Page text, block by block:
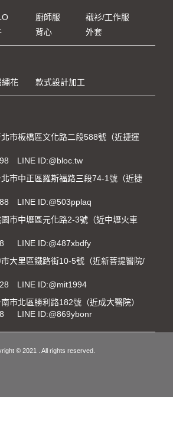
廚師服
襯衫/工作服
背心 外套
繡花 款式設計加工
市板橋區文化路二段588號（近捷運
LINE ID:@bloc.tw
市中正區羅斯福路三段74-1號（近捷
LINE ID:@503pplaq
市中壢區元化路2-3號（近中壢火車
LINE ID:@487xbdfy
大里區鐵路街10-5號（近新菩提醫院/
LINE ID:@mit1994
市北區勝利路182號（近成大醫院）
LINE ID:@869ybonr
© 2021 . All rights reserved.